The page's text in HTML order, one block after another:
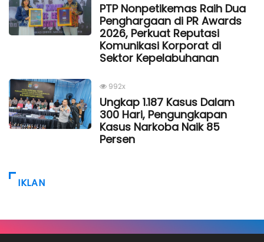
PTP Nonpetikemas Raih Dua
Penghargaan di PR Awards
2026, Perkuat Reputasi
Komunikasi Korporat di
Sektor Kepelabuhanan
992x
Ungkap 1.187 Kasus Dalam
300 Hari, Pengungkapan
Kasus Narkoba Naik 85
Persen
IKLAN